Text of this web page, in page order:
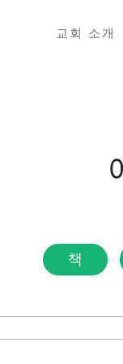
교회 소개
책